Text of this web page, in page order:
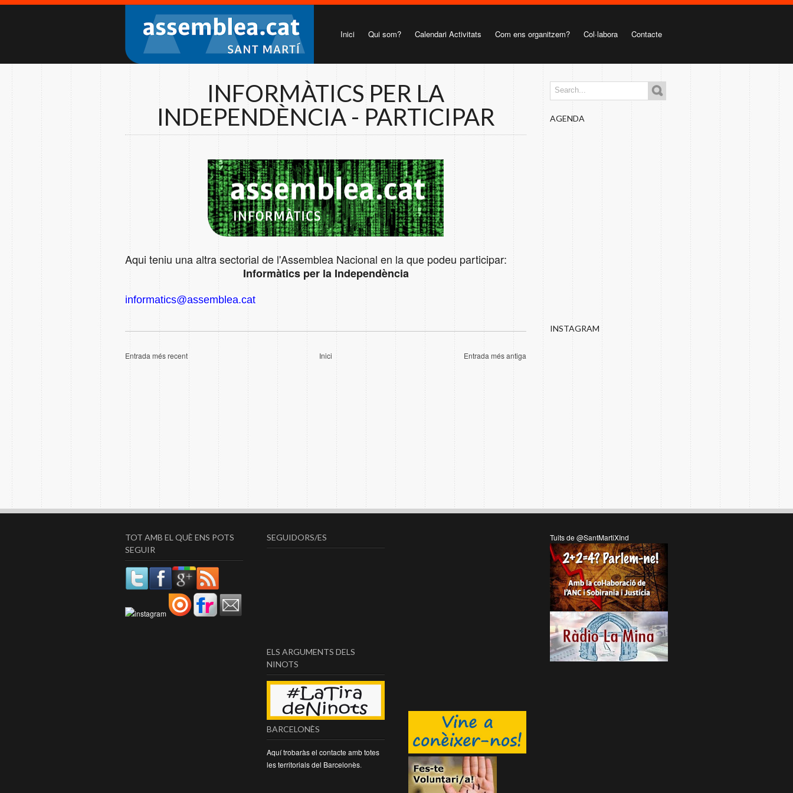
Inici Qui som? Calendari Activitats Com ens organitzem? Col·labora Contacte
INFORMÀTICS PER LA
INDEPENDÈNCIA - PARTICIPAR
Aqui teniu una altra sectorial de l'Assemblea Nacional en la que podeu participar:
Informàtics per la Independència
informatics@assemblea.cat
Entrada més recent Inici Entrada més antiga
AGENDA
INSTAGRAM
TOT AMB EL QUÈ ENS POTS
SEGUIR
SEGUIDORS/ES
ELS ARGUMENTS DELS
NINOTS
BARCELONÈS
Aquí trobaràs el contacte amb totes
les territorials del Barcelonès.
Tuits de @SantMartiXInd